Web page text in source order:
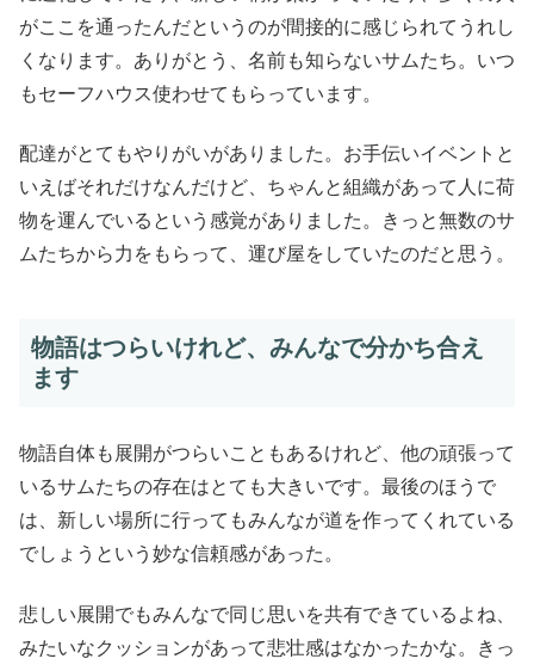
がここを通ったんだというのが間接的に感じられてうれし
くなります。ありがとう、名前も知らないサムたち。いつ
もセーフハウス使わせてもらっています。
配達がとてもやりがいがありました。お手伝いイベントと
いえばそれだけなんだけど、ちゃんと組織があって人に荷
物を運んでいるという感覚がありました。きっと無数のサ
ムたちから力をもらって、運び屋をしていたのだと思う。
物語はつらいけれど、みんなで分かち合え
ます
物語自体も展開がつらいこともあるけれど、他の頑張って
いるサムたちの存在はとても大きいです。最後のほうで
は、新しい場所に行ってもみんなが道を作ってくれている
でしょうという妙な信頼感があった。
悲しい展開でもみんなで同じ思いを共有できているよね、
みたいなクッションがあって悲壮感はなかったかな。きっ